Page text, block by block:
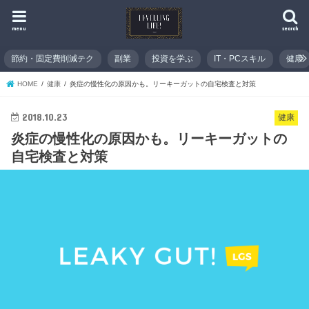
search
menu
節約・固定費削減テク 副業 投資を学ぶ IT・PCスキル 健康
HOME 健康 炎症の慢性化の原因かも。リーキーガットの自宅検査と対策
健康
2018.10.23
炎症の慢性化の原因かも。リーキーガットの
自宅検査と対策